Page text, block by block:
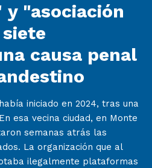
"asociación
causa penal
iniciado en 2024, tras una
esa vecina ciudad, en Monte
semanas atrás las
La organización que al
ilegalmente plataformas